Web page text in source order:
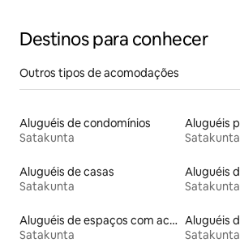
Destinos para conhecer
Outros tipos de acomodações
Aluguéis de condomínios
Satakunta
Satakunta
Aluguéis de casas
Satakunta
Satakunta
Aluguéis de espaços com acesso direto a pistas de esqui
Satakunta
Satakunta